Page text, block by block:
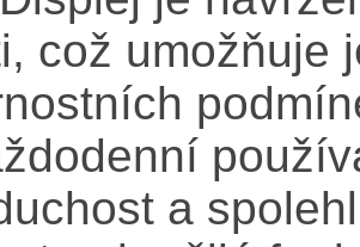
což umožňuje
a